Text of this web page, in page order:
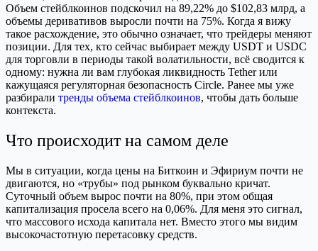
Объем стейблкоинов подскочил на 89,22% до $102,83 млрд, а
объемы деривативов выросли почти на 75%. Когда я вижу
такое расхождение, это обычно означает, что трейдеры меняют
позиции. Для тех, кто сейчас выбирает между USDT и USDC
для торговли в периоды такой волатильности, всё сводится к
одному: нужна ли вам глубокая ликвидность Tether или
кажущаяся регуляторная безопасность Circle. Ранее мы уже
разбирали тренды объема стейблкоинов, чтобы дать больше
контекста.
Что происходит на самом деле
Мы в ситуации, когда цены на Биткоин и Эфириум почти не
двигаются, но «трубы» под рынком буквально кричат.
Суточный объем вырос почти на 80%, при этом общая
капитализация просела всего на 0,06%. Для меня это сигнал,
что массового исхода капитала нет. Вместо этого мы видим
высокочастотную перетасовку средств.